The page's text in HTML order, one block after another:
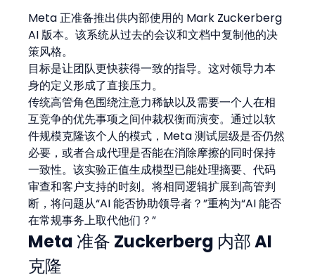
Meta 正准备推出供内部使用的 Mark Zuckerberg
AI 版本。该系统从过去的会议和文档中复制他的决
策风格。
目标是让团队更快获得一致的指导。这对领导力本
身的定义形成了直接压力。
传统高管角色围绕注意力稀缺以及需要一个人在相
互竞争的优先事项之间仲裁权衡而演变。通过以软
件规模克隆该个人的模式，Meta 测试层级是否仍然
必要，或者合成代理是否能在消除摩擦的同时保持
一致性。该实验正值生成模型已能处理摘要、代码
审查和客户支持的时刻。将相同逻辑扩展到高管判
断，将问题从“AI 能否协助领导者？”重构为“AI 能否
在常规事务上取代他们？”
Meta 准备 Zuckerberg 内部 AI
克隆